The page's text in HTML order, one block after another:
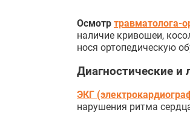
Осмотр травматолога-
наличие кривошеи,
нося ортопедическую
Диагностические и
ЭКГ
нарушения ритма